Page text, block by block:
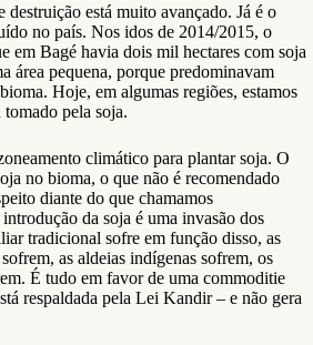
destruição está muito avançado. Já é o
no país. Nos idos de 2014/2015, o
em Bagé havia dois mil hectares com soja
área pequena, porque predominavam
Hoje, em algumas regiões, estamos
pela soja.
climático para plantar soja. O
no bioma, o que não é recomendado
diante do que chamamos
da soja é uma invasão dos
tradicional sofre em função disso, as
as aldeias indígenas sofrem, os
É tudo em favor de uma commoditie
respaldada pela Lei Kandir – e não gera